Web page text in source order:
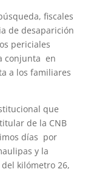
fiscales
de desaparición
periciales
conjunta en
a los familiares
que
de la CNB
días por
y la
kilómetro 26,